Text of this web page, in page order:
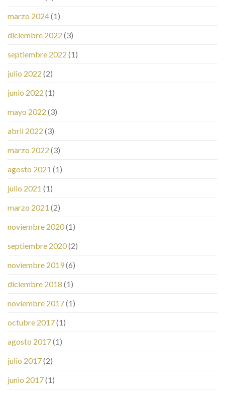
marzo 2024(1)
diciembre 2022 (3)
septiembre 2022 (1)
julio 2022 (2)
junio 2022 (1)
mayo 2022 (3)
abril 2022 (3)
marzo 2022 (3)
agosto 2021 (1)
julio 2021 (1)
marzo 2021 (2)
noviembre 2020(1)
septiembre 2020(2)
noviembre 2019(6)
diciembre 2018 (1)
noviembre 2017(1)
octubre 2017(1)
agosto 2017(1)
julio 2017(2)
junio 2017(1)